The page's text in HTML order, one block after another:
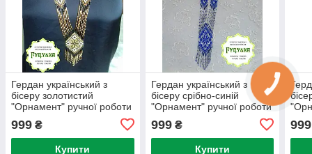
Гердан український з
бісеру золотистий
"Орнамент" ручної роботи
999 ₴
Купити
Гердан український з
бісеру срібно-синій
"Орнамент" ручної роботи
999₴
Купити
999